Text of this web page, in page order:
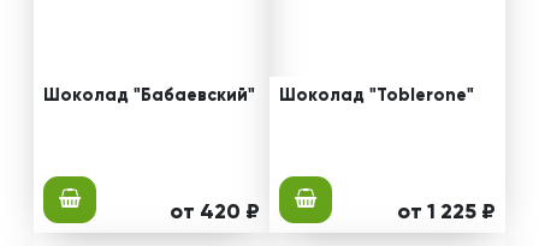
Шоколад "Бабаевский"
от 420 ₽
Шоколад "Toblerone"
от 1 225 ₽